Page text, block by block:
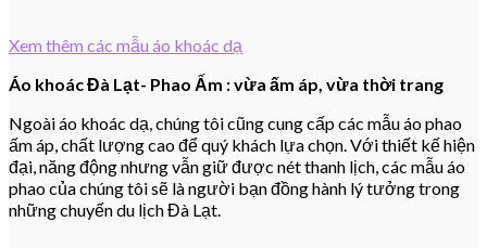
Xem thêm các mẫu áo khoác dạ
Áo khoác Đà Lạt- Phao Ấm : vừa ấm áp, vừa thời trang
Ngoài áo khoác dạ, chúng tôi cũng cung cấp các mẫu áo phao
ấm áp, chất lượng cao để quý khách lựa chọn. Với thiết kế hiện
đại, năng động nhưng vẫn giữ được nét thanh lịch, các mẫu áo
phao của chúng tôi sẽ là người bạn đồng hành lý tưởng trong
những chuyến du lịch Đà Lạt.